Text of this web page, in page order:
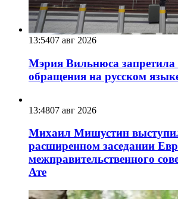
13:5407 авг 2026
Мэрия Вильнюса
обращения на русском
13:4807 авг 2026
Михаил Мишустин
расширенном заседании
межправительственного
Ате